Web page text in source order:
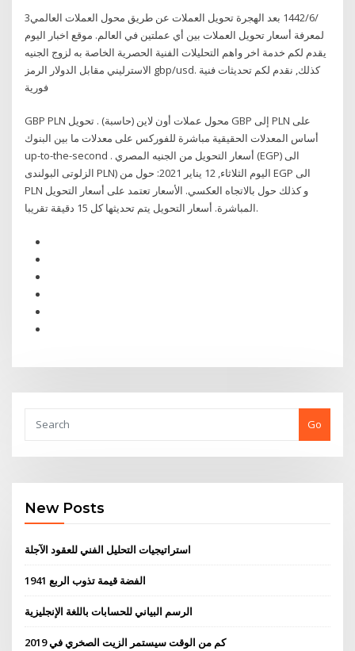
3‏‏/6‏‏/1442 بعد الهجرة تحويل العملات عن طريق محول العملات العالمي
لمعرفة أسعار تحويل العملات بين أي عملتين في العالم. موقع اخبار اليوم
يقدم لكم خدمة اخر واهم التحليلات الفنية الحصرية الخاصة به لزوج الجنيه
الاسترليني مقابل الدولار الرمز gbp/usd. كذلك, نقدم لكم تحديثات فنية
فورية
GBP PLN محول عملات أون لاين (حاسبة) . تحويل GBP إلى PLN على
أساس المعدلات الحقيقية مباشرة للفوركس على معدلات ما بين البنوك
up-to-the-second . أسعار التحويل من الجنيه المصري (EGP) الى
الزلوتى البولندى PLN) اليوم الثلاثاء, 12 يناير 2021: حول من EGP الى
PLN و كذلك حول بالاتجاه العكسي. الأسعار تعتمد على أسعار التحويل
المباشرة. أسعار التحويل يتم تحديثها كل 15 دقيقة تقريبا.
Go
New Posts
استراتيجيات التحليل الفني للعقود الآجلة
1941 الفضة قيمة تذوب الربع
الرسم البياني للحسابات باللغة الإنجليزية
كم من الوقت سيستمر الزيت الصخري في 2019